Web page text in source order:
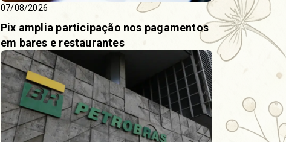
07/08/2026
Pix amplia participação nos pagamentos
em bares e restaurantes